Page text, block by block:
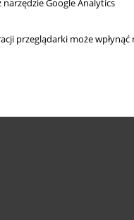
Google Analytics
przeglądarki może wpłynąć
Indeks dziedzin